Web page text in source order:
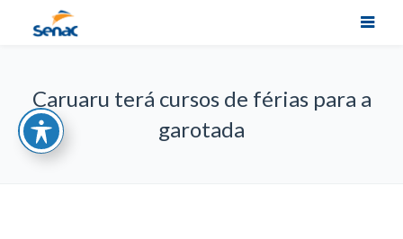
Caruaru terá cursos de férias para a
garotada